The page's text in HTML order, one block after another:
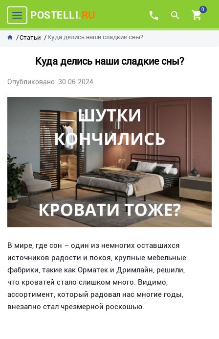
POSTELLI.RU 0
Статьи Куда делись наши сладкие сны?
Куда делись наши сладкие сны?
Опубликовано: 30.06.2024
В мире, где сон – один из немногих оставшихся
источников радости и покоя, крупные мебельные
фабрики, такие как Орматек и Дримлайн, решили,
что кроватей стало слишком много. Видимо,
ассортимент, который радовал нас многие годы,
внезапно стал чрезмерной роскошью.